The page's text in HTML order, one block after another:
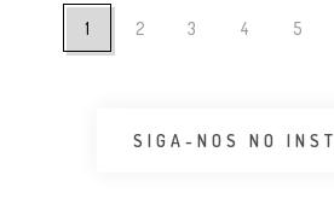
1 2 3 4 5
SIGA-NOS NO